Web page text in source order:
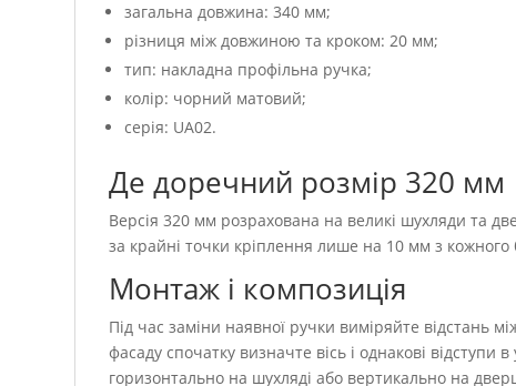
загальна довжина: 340 мм;
різниця між довжиною та кроком: 20 мм;
тип: накладна профільна ручка;
колір: чорний матовий;
серія: UA02.
Де доречний розмір 320 мм
Версія 320 мм розрахована на великі шухляди та
за крайні точки кріплення лише на 10 мм з кожного
Монтаж і композиція
Під час заміни наявної ручки виміряйте відстань
фасаду спочатку визначте вісь і однакові
горизонтально на шухляді або вертикально на